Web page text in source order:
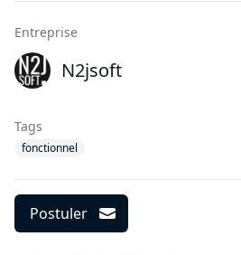
Entreprise
N2jsoft
Tags
fonctionnel
Postuler